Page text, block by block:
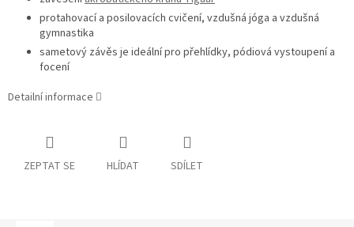
protahovací a posilovacích cvičení, vzdušná jóga a vzdušná
gymnastika
sametový závěs je ideální pro přehlídky, pódiová vystoupení a
focení
Detailní informace
ZEPTAT SE HLÍDAT SDÍLET